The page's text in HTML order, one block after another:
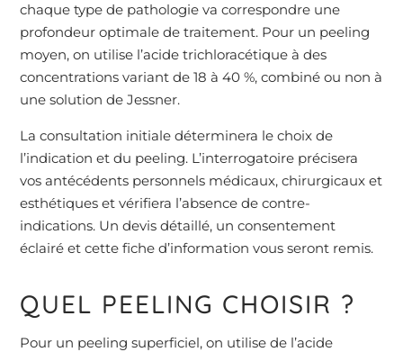
chaque type de pathologie va correspondre une
profondeur optimale de traitement. Pour un peeling
moyen, on utilise l’acide trichloracétique à des
concentrations variant de 18 à 40 %, combiné ou non à
une solution de Jessner.
La consultation initiale déterminera le choix de
l’indication et du peeling. L’interrogatoire précisera
vos antécédents personnels médicaux, chirurgicaux et
esthétiques et vérifiera l’absence de contre-
indications. Un devis détaillé, un consentement
éclairé et cette fiche d’information vous seront remis.
QUEL PEELING CHOISIR ?
Pour un peeling superficiel, on utilise de l’acide